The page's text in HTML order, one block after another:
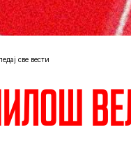
све вести